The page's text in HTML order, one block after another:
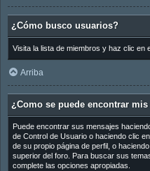
¿Cómo busco usuarios?
Visita la lista de miembros y haz clic en
Arriba
¿Como se puede encontrar
Puede encontrar sus mensajes
de Control de Usuario o haciendo clic
de su propio página de perfil, o
superior del foro. Para buscar sus
complete las opciones apropiadas.